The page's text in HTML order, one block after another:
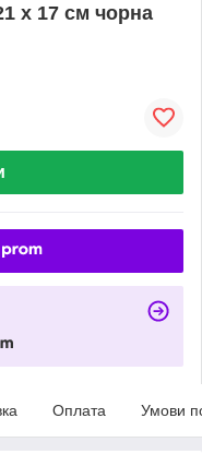
х 17 см чорна
Оплата Умови